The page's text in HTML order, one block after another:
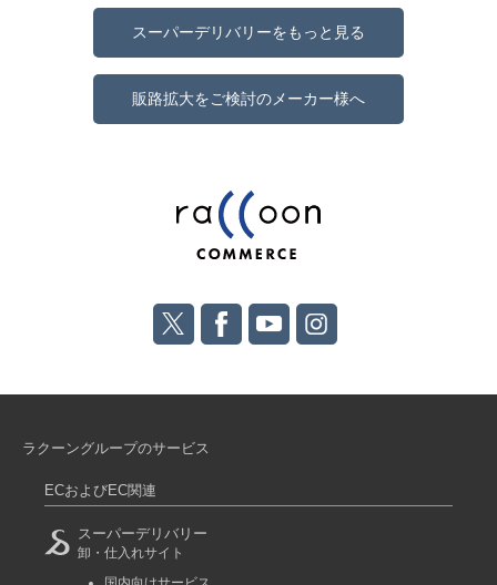
スーパーデリバリーをもっと見る
販路拡大をご検討のメーカー様へ
ラクーングループのサービス
ECおよびEC関連
スーパーデリバリー
卸・仕入れサイト